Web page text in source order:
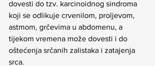
dovesti do tzv. karcinoidnog sindroma
koji se odlikuje crvenilom, proljevom,
astmom, grčevima u abdomenu, a
tijekom vremena može dovesti i do
oštećenja srčanih zalistaka i zatajenja
srca.